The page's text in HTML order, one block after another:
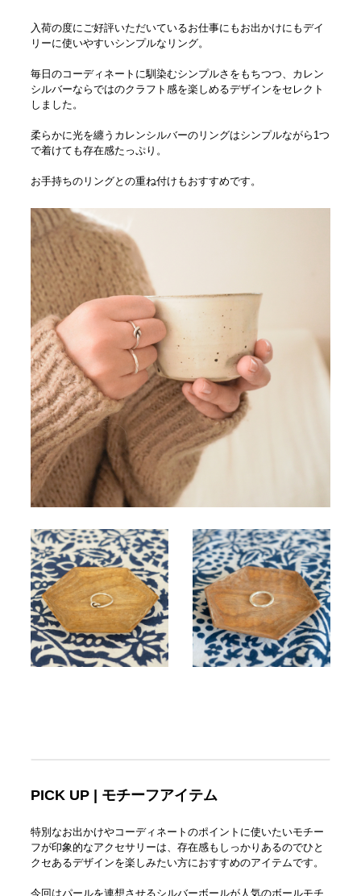
入荷の度にご好評いただいているお仕事にもお出かけにもデイ
リーに使いやすいシンプルなリング。
毎日のコーディネートに馴染むシンプルさをもちつつ、カレン
シルバーならではのクラフト感を楽しめるデザインをセレクト
しました。
柔らかに光を纏うカレンシルバーのリングはシンプルながら1つ
で着けても存在感たっぷり。
お手持ちのリングとの重ね付けもおすすめです。
PICK UP | モチーフアイテム
特別なお出かけやコーディネートのポイントに使いたいモチー
フが印象的なアクセサリーは、存在感もしっかりあるのでひと
クセあるデザインを楽しみたい方におすすめのアイテムです。
今回はパールを連想させるシルバーボールが人気のボールモチ